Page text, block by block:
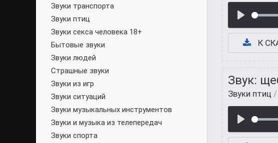
К
Звук:
Звуки птиц /
Звуки транспорта
Звуки птиц
Звуки секса человека 18+
Бытовые звуки
Звуки людей
Страшные звуки
Звуки из игр
Звуки ситуаций
Звуки музыкальных инструментов
Звуки и музыка из телепередач
Звуки спорта